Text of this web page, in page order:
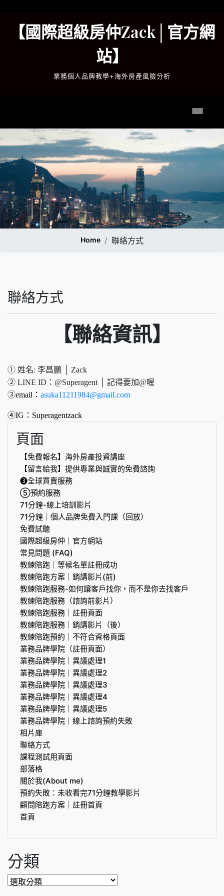
content【國際超級房仲Zack│官方網
站】
業務個人品牌教學+海外房產風險分析
Home 聯絡方式
聯絡方式
【聯絡資訊】
① 姓名: 李昌鵬 │ Zack
② LINE ID：@Superagent │ 記得要加@喔
③email： asuka11211984@gmail.com
④IG：Superagentzack
頁面
【免費報名】海外房產投資講座
【留言給我】提供專業與誠實的免費諮詢
❸全球買賣服務
⑤預約服務
71分鐘-線上培訓影片
71分鐘｜個人品牌免費入門課（回放）
免費試聽
國際超級房仲｜官方網站
常見問題 (FAQ)
教練陪跑｜等候名單註冊成功
教練陪跑方案｜銷講影片(前)
教練陪跑服務-如何讓客戶找你，而不是你去找客戶
教練陪跑服務（諮詢前影片）
教練陪跑服務｜註冊頁面
教練陪跑服務｜銷講影片（後）
教練陪跑預約｜不符合資格頁面
業務品牌學院（註冊頁面）
業務品牌學院｜異議處理1
業務品牌學院｜異議處理2
業務品牌學院｜異議處理3
業務品牌學院｜異議處理4
業務品牌學院｜異議處理5
業務品牌學院｜線上諮詢預約失敗
相片庫
聯絡方式
課程測試用頁面
部落格
關於我(About me)
預約失敗：未收看完71分鐘教學影片
顧問陪跑方案｜註冊首頁
首頁
分類
分